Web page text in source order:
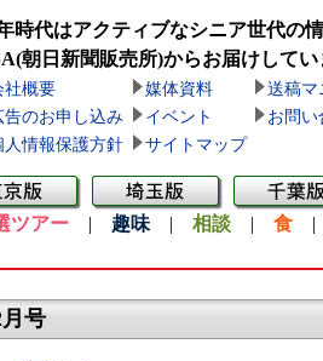
時代はアクティブなシニア世代の
朝日新聞販売所)からお届けしてい
社概要 媒体資料
送稿マ
告のお申し込み
イベント
お問い
人情報保護方針
サイトマップ
ツアー | 趣味 | 相談 | 食
号